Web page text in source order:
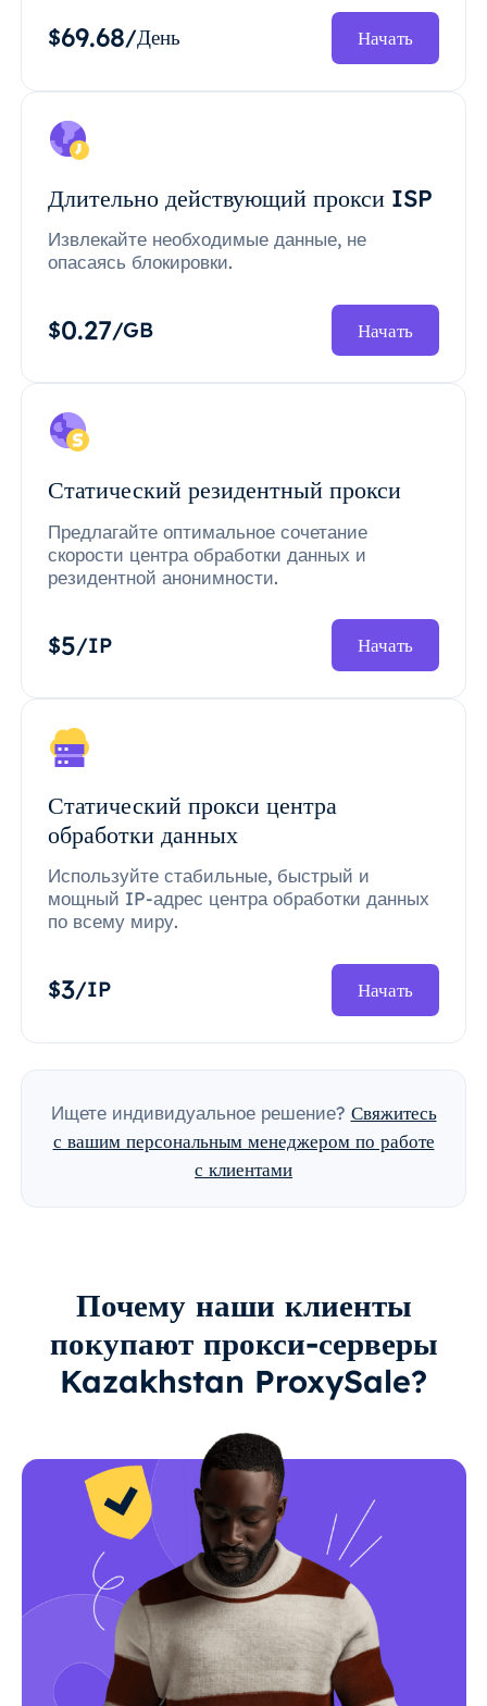
$69.68/День Начать
Длительно действующий прокси ISP
Извлекайте необходимые данные, не
опасаясь блокировки.
$0.27/GB Начать
Статический резидентный прокси
Предлагайте оптимальное сочетание
скорости центра обработки данных и
резидентной анонимности.
$5/IP Начать
Статический прокси центра
обработки данных
Используйте стабильные, быстрый и
мощный IP-адрес центра обработки данных
по всему миру.
$3/IP Начать
Ищете индивидуальное решение? Свяжитесь
с вашим персональным менеджером по работе
с клиентами
Почему наши клиенты
покупают прокси-серверы
Kazakhstan ProxySale?